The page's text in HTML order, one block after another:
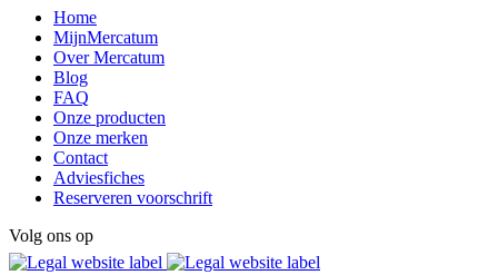
Home
MijnMercatum
Over Mercatum
Blog
FAQ
Onze producten
Onze merken
Contact
Adviesfiches
Reserveren voorschrift
Volg ons op